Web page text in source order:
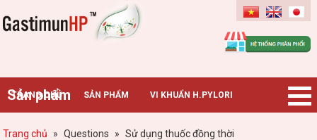
Gastimunhp
Sản phẩm
TRANG CHỦ SẢN PHẨM VI KHUẨN H.PYLORI
BỆNH DẠ DÀY TIN TỨC – SỰ KIỆN HƯỚNG DẪN MUA HÀNG
Trang chủ » Questions » Sử dụng thuốc đồng thời